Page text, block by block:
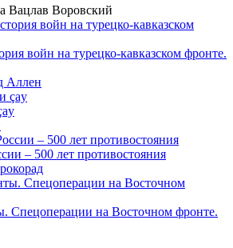
Вацлав Воровский
войн на турецко-кавказском фронте.
Аллен
– 500 лет противостояния
Спецоперации на Восточном фронте.